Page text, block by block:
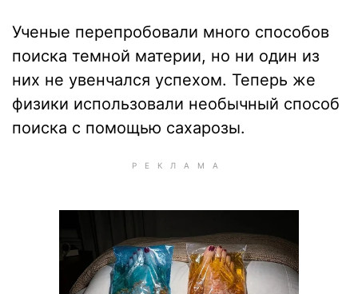
Ученые перепробовали много способов
поиска темной материи, но ни один из
них не увенчался успехом. Теперь же
физики использовали необычный способ
поиска с помощью сахарозы.